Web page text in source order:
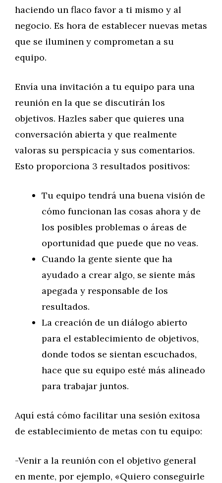
haciendo un flaco favor a ti mismo y al
negocio. Es hora de establecer nuevas metas
que se iluminen y comprometan a su
equipo.
Envía una invitación a tu equipo para una
reunión en la que se discutirán los
objetivos. Hazles saber que quieres una
conversación abierta y que realmente
valoras su perspicacia y sus comentarios.
Esto proporciona 3 resultados positivos:
Tu equipo tendrá una buena visión de
cómo funcionan las cosas ahora y de
los posibles problemas o áreas de
oportunidad que puede que no veas.
Cuando la gente siente que ha
ayudado a crear algo, se siente más
apegada y responsable de los
resultados.
La creación de un diálogo abierto
para el establecimiento de objetivos,
donde todos se sientan escuchados,
hace que su equipo esté más alineado
para trabajar juntos.
Aquí está cómo facilitar una sesión exitosa
de establecimiento de metas con tu equipo:
-Venir a la reunión con el objetivo general
en mente, por ejemplo, «Quiero conseguirle